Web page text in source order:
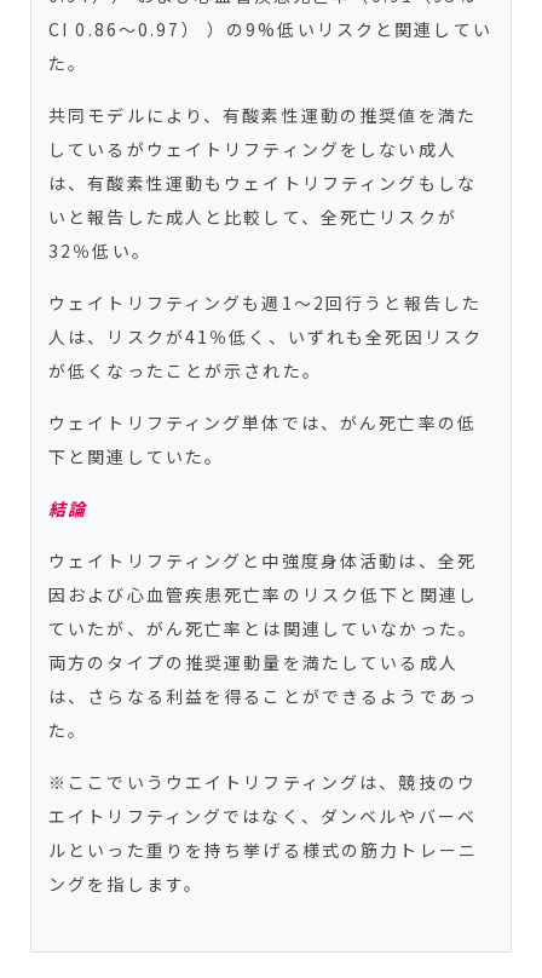
CI 0.86～0.97） ）の9%低いリスクと関連してい
た。
共同モデルにより、有酸素性運動の推奨値を満た
しているがウェイトリフティングをしない成人
は、有酸素性運動もウェイトリフティングもしな
いと報告した成人と比較して、全死亡リスクが
32％低い。
ウェイトリフティングも週1～2回行うと報告した
人は、リスクが41％低く、いずれも全死因リスク
が低くなったことが示された。
ウェイトリフティング単体では、がん死亡率の低
下と関連していた。
結論
ウェイトリフティングと中強度身体活動は、全死
因および心血管疾患死亡率のリスク低下と関連し
ていたが、がん死亡率とは関連していなかった。
両方のタイプの推奨運動量を満たしている成人
は、さらなる利益を得ることができるようであっ
た。
※ここでいうウエイトリフティングは、競技のウ
エイトリフティングではなく、ダンベルやバーベ
ルといった重りを持ち挙げる様式の筋力トレーニ
ングを指します。